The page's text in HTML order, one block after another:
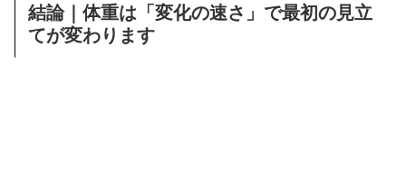
結論｜体重は「変化の速さ」で最初の見立
てが変わります